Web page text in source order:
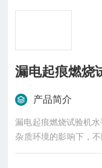
漏电起痕燃烧
产品简介
漏电起痕燃烧试验机
杂质环境的影响下，
金属部件之间可能会